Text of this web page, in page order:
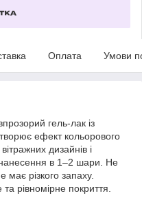
Оплата Умови
гель-лак із
ефект кольорового
дизайнів і
нанесення в 1–2 шари. Не
має різкого запаху.
рівномірне покриття.